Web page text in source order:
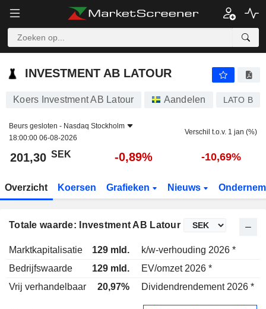
INVESTMENT AB LATOUR
INVESTMENT AB LATOUR
Koers Investment AB Latour Aandelen LATO B
Beurs gesloten - Nasdaq Stockholm
18:00:00 06-08-2026
Verschil t.o.v. 1 jan (%)
201,30 SEK -0,89% -10,69%
Overzicht Koersen Grafieken Nieuws
Totale waarde: Investment AB Latour
Marktkapitalisatie 129 mld.
k/w-verhouding 2026 *
Bedrijfswaarde
129 mld. EV/omzet 2026 *
Vrij verhandelbaar
20,97% Dividendrendement 2026 *